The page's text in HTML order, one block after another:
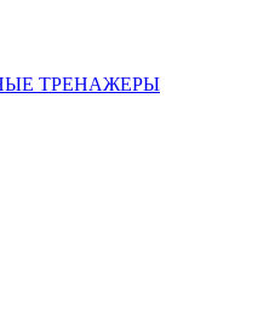
ТРЕНАЖЕРЫ